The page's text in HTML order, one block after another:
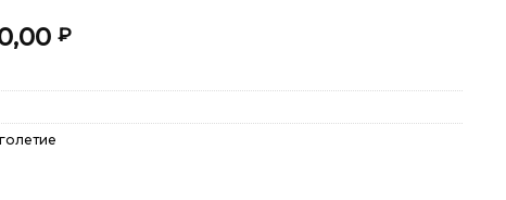
₽.
₽Текущая
2030,00 ₽.